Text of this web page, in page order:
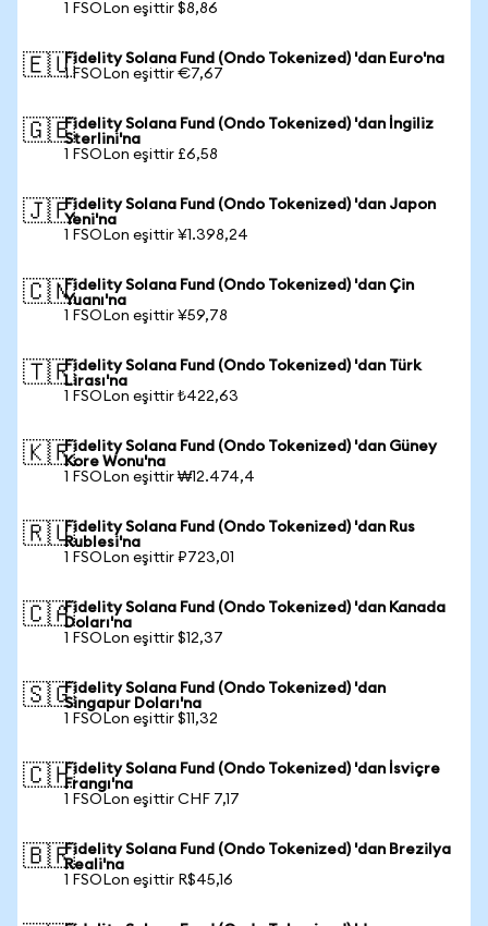
1 FSOLon eşittir $8,86
🇪🇺Fidelity Solana Fund (Ondo Tokenized) 'dan Euro'na
1 FSOLon eşittir €7,67
🇬🇧Fidelity Solana Fund (Ondo Tokenized) 'dan İngiliz
Sterlini'na
1 FSOLon eşittir £6,58
🇯🇵Fidelity Solana Fund (Ondo Tokenized) 'dan Japon
Yeni'na
1 FSOLon eşittir ¥1.398,24
🇨🇳Fidelity Solana Fund (Ondo Tokenized) 'dan Çin
Yuanı'na
1 FSOLon eşittir ¥59,78
🇹🇷Fidelity Solana Fund (Ondo Tokenized) 'dan Türk
Lirası'na
1 FSOLon eşittir ₺422,63
🇰🇷Fidelity Solana Fund (Ondo Tokenized) 'dan Güney
Kore Wonu'na
1 FSOLon eşittir ₩12.474,4
🇷🇺Fidelity Solana Fund (Ondo Tokenized) 'dan Rus
Rublesi'na
1 FSOLon eşittir ₽723,01
🇨🇦Fidelity Solana Fund (Ondo Tokenized) 'dan Kanada
Doları'na
1 FSOLon eşittir $12,37
🇸🇬Fidelity Solana Fund (Ondo Tokenized) 'dan
Singapur Doları'na
1 FSOLon eşittir $11,32
🇨🇭Fidelity Solana Fund (Ondo Tokenized) 'dan İsviçre
Frangı'na
1 FSOLon eşittir CHF 7,17
🇧🇷Fidelity Solana Fund (Ondo Tokenized) 'dan Brezilya
Reali'na
1 FSOLon eşittir R$45,16